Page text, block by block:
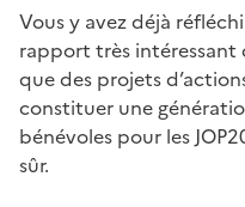
Vous y avez déjà
rapport très intéressant
que des projets
constituer une
bénévoles pour les
sûr.